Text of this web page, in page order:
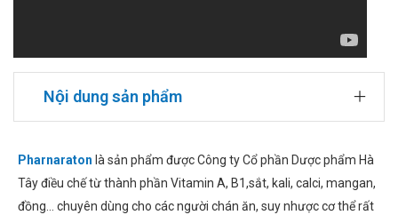
Nội dung sản phẩm
Pharnaraton là sản phẩm được Công ty Cổ phần Dược phẩm Hà
Tây điều chế từ thành phần Vitamin A, B1,sắt, kali, calci, mangan,
đồng… chuyên dùng cho các người chán ăn, suy nhược cơ thể rất